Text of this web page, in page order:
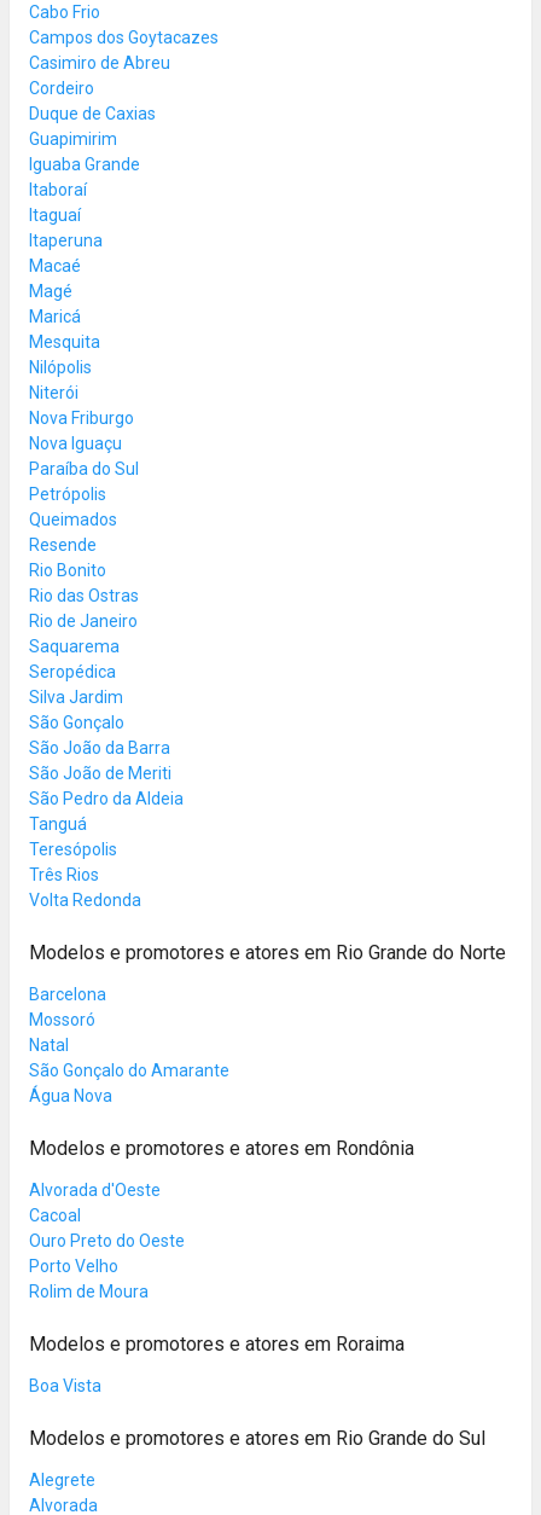
Cabo Frio
Campos dos Goytacazes
Casimiro de Abreu
Cordeiro
Duque de Caxias
Guapimirim
Iguaba Grande
Itaboraí
Itaguaí
Itaperuna
Macaé
Magé
Maricá
Mesquita
Nilópolis
Niterói
Nova Friburgo
Nova Iguaçu
Paraíba do Sul
Petrópolis
Queimados
Resende
Rio Bonito
Rio das Ostras
Rio de Janeiro
Saquarema
Seropédica
Silva Jardim
São Gonçalo
São João da Barra
São João de Meriti
São Pedro da Aldeia
Tanguá
Teresópolis
Três Rios
Volta Redonda
Modelos e promotores e atores em Rio Grande do Norte
Barcelona
Mossoró
Natal
São Gonçalo do Amarante
Água Nova
Modelos e promotores e atores em Rondônia
Alvorada d'Oeste
Cacoal
Ouro Preto do Oeste
Porto Velho
Rolim de Moura
Modelos e promotores e atores em Roraima
Boa Vista
Modelos e promotores e atores em Rio Grande do Sul
Alegrete
Alvorada